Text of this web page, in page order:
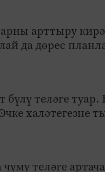
арттыру
да дөрес
бүлү теләге
халәтегезне
теләге